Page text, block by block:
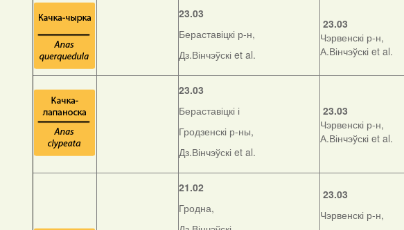
23.03
Бераставіцкі р-н,
Дз.Вінчэўскі et al.
23.03
Чэрвенскі р-н,
А.Вінчэўскі et al.
23.03
Бераставіцкі і
Гродзенскі р-ны,
Дз.Вінчэўскі et al.
23.03
Чэрвенскі р-н,
А.Вінчэўскі et al.
21.02
Гродна,
23.03
Чэрвенскі р-н,